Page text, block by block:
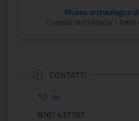
Museo archeologico
Castello dell'Abbadia -
CONTATTI
Tel
0761 437787